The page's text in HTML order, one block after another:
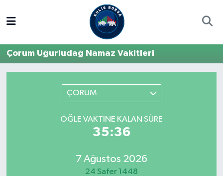
Çorum Uğurludağ Namaz Vakitleri
ÇORUM
ÖĞLE VAKTINE KALAN SÜRE
35:36
7 Ağustos 2026
24 Safer 1448
Hisse Yorumu
Kulis Haber
Halka Arzlar
Trafik Durumu
Süper Lig Puan Durumu ve Fikstür
Tüm Manşetler